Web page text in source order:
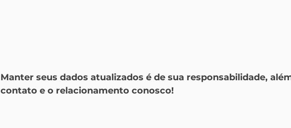
Manter seus dados atualizados é de sua responsabilidade,
contato e o relacionamento conosco!